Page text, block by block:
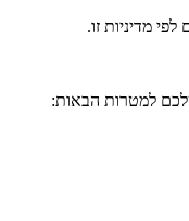
מדיניות זו.
למטרות הבאות: